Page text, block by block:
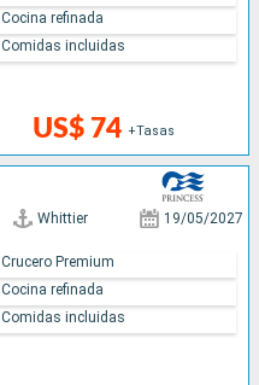
US$ 74 +Tasas
Cocina refinada
Comidas incluidas
Whittier 19/05/2027
Crucero Premium
Cocina refinada
Comidas incluidas